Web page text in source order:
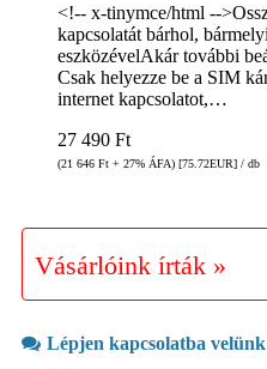
<!-- x-tinymce/html --
kapcsolatát bárhol,
eszközévelAkár további
Csak helyezze be a SIM
internet kapcsolatot,…
27 490 Ft
(21 646 Ft + 27% ÁFA) [75.72EUR] / db
Vásárlóink írták »
Lépjen kapcsolatba